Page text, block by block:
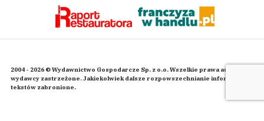
2004 - 2026 © Wydawnictwo Gospodarcze Sp. z o.o. Wszelkie prawa autorskie
wydawcy zastrzeżone. Jakiekolwiek dalsze rozpowszechnianie informacji i
tekstów zabronione.